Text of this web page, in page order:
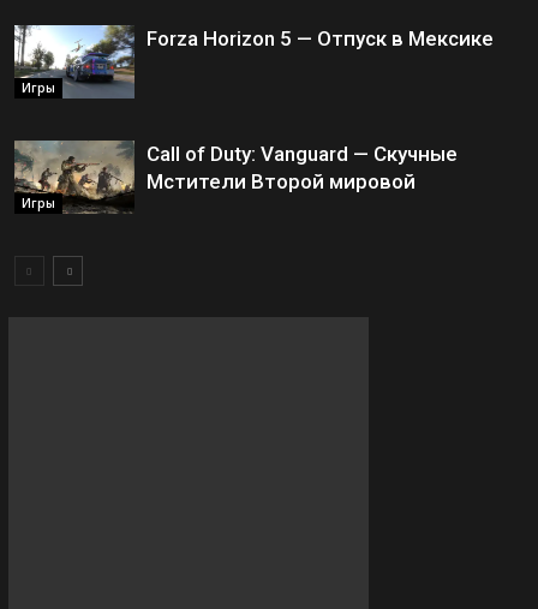
Игры
Forza Horizon 5 — Отпуск в Мексике
Игры
Call of Duty: Vanguard — Скучные
Мстители Второй мировой